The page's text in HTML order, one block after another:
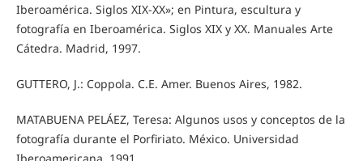
Iberoamérica. Siglos XIX-XX»; en Pintura, escultura y
fotografía en Iberoamérica. Siglos XIX y XX. Manuales Arte
Cátedra. Madrid, 1997.
GUTTERO, J.: Coppola. C.E. Amer. Buenos Aires, 1982.
MATABUENA PELÁEZ, Teresa: Algunos usos y conceptos de la
fotografía durante el Porfiriato. México. Universidad